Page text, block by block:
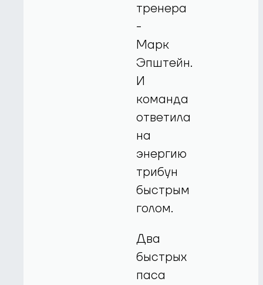
тренера
-
Марк
Эпштейн.
И
команда
ответила
на
энергию
трибун
быстрым
голом.
Два
быстрых
паса